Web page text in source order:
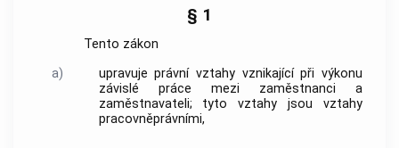
§ 1
Tento zákon
a)
upravuje právní vztahy vznikající při výkonu
závislé práce mezi zaměstnanci a
zaměstnavateli; tyto vztahy jsou vztahy
pracovněprávními,